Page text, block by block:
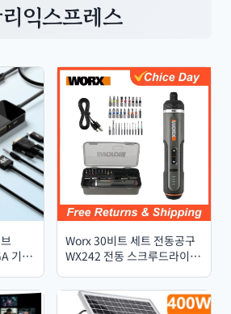
익스프레스
기가
더기
호
Worx 30비트 세트 전동공구
WX242 전동 스크루드라이버
드라이버 USB 충전식 세트 가
정용 수리